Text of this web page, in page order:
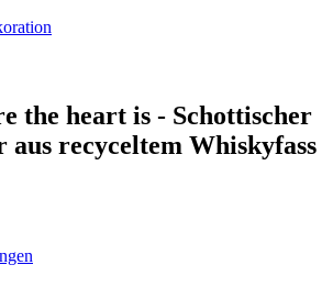
the heart is - Schottischer
aus recyceltem Whiskyfass